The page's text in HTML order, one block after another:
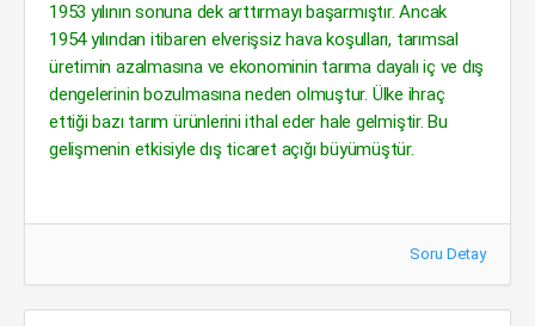
1953 yılının sonuna dek arttırmayı başarmıştır. Ancak
1954 yılından itibaren elverişsiz hava koşulları, tarımsal
üretimin azalmasına ve ekonominin tarıma dayalı iç ve dış
dengelerinin bozulmasına neden olmuştur. Ülke ihraç
ettiği bazı tarım ürünlerini ithal eder hale gelmiştir. Bu
gelişmenin etkisiyle dış ticaret açığı büyümüştür.
Soru Detay